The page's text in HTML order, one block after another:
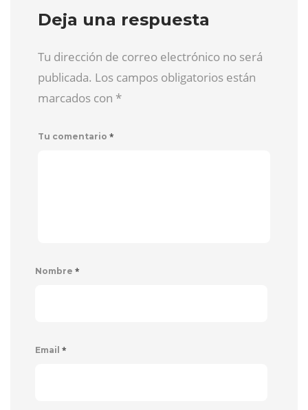
Deja una respuesta
Tu dirección de correo electrónico no será
publicada. Los campos obligatorios están
marcados con *
Tu comentario *
Nombre *
Email *